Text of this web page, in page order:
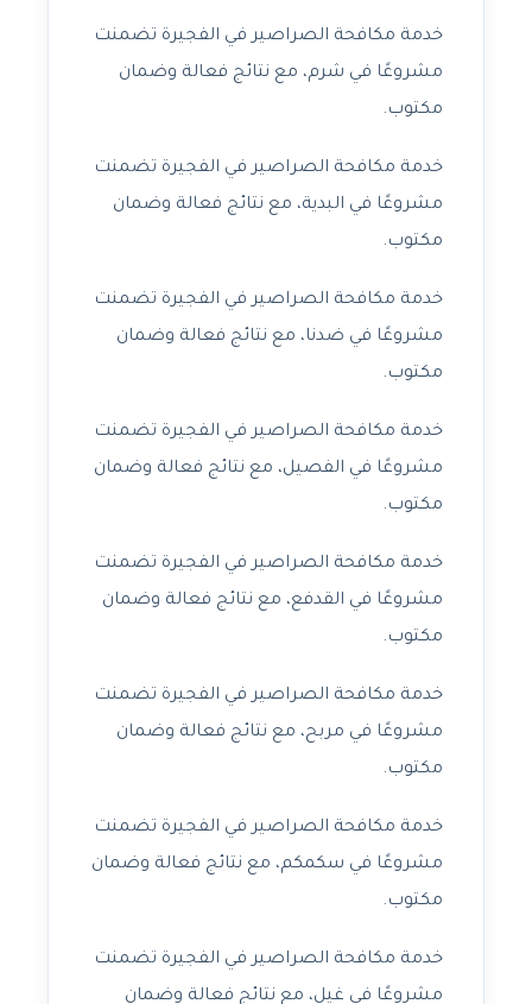
خدمة مكافحة الصراصير في الفجيرة تضمنت
مشروعًا في شرم، مع نتائج فعالة وضمان
مكتوب.
خدمة مكافحة الصراصير في الفجيرة تضمنت
مشروعًا في البدية، مع نتائج فعالة وضمان
مكتوب.
خدمة مكافحة الصراصير في الفجيرة تضمنت
مشروعًا في ضدنا، مع نتائج فعالة وضمان
مكتوب.
خدمة مكافحة الصراصير في الفجيرة تضمنت
مشروعًا في الفصيل، مع نتائج فعالة وضمان
مكتوب.
خدمة مكافحة الصراصير في الفجيرة تضمنت
مشروعًا في القدفع، مع نتائج فعالة وضمان
مكتوب.
خدمة مكافحة الصراصير في الفجيرة تضمنت
مشروعًا في مربح، مع نتائج فعالة وضمان
مكتوب.
خدمة مكافحة الصراصير في الفجيرة تضمنت
مشروعًا في سكمكم، مع نتائج فعالة وضمان
مكتوب.
خدمة مكافحة الصراصير في الفجيرة تضمنت
مشروعًا في غيل، مع نتائج فعالة وضمان